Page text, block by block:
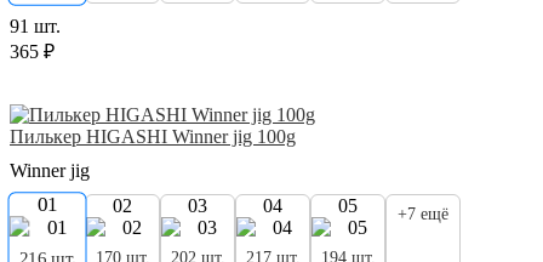
91 шт.
365 ₽
Пилькер HIGASHI Winner jig 100g
Winner jig
01 02
170 шт.
03
202 шт.
04
217 шт.
05
194 шт.
+7 ещё